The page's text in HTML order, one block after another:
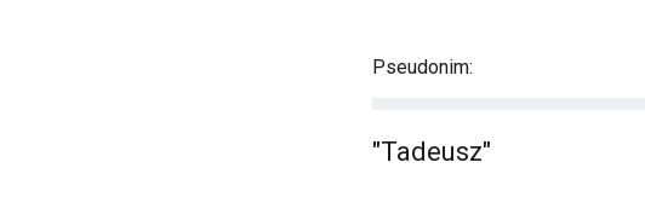
Pseudonim:
"Tadeusz"